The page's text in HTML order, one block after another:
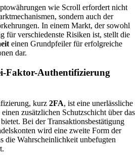
wie Scroll erfordert nicht
sondern auch der
In einem Markt, der sowohl
für verschiedenste Risiken ist, stellt die
einen Grundpfeiler für erfolgreiche
dar.
Faktor-Authentifizierung
kurz 2FA, ist eine unerlässliche
zusätzlichen Schutzschicht über das
Bei der Transaktionsbestätigung
wird eine zweite Form der
die Wahrscheinlichkeit unbefugten